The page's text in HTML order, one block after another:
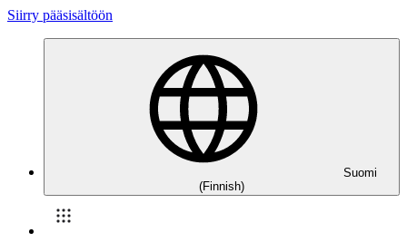
Siirry pääsisältöön
Suomi
(Finnish)